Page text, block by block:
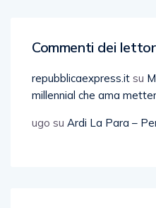
Commenti dei
repubblicaexpress.it su
millennial che ama
ugo su Ardi La Para –